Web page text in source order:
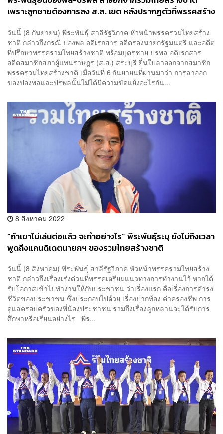
เพราะลูกชายต้องการลง ส.ส. เขต หลังปรากฏตัวที่พรรคสร้าง
วันนี้ (8 กันยายน) พีระพันธุ์ สาลีรัฐวิภาค หัวหน้าพรรครวมไทยสร้าง
ชาติ กล่าวถึงกรณี ปองพล อดิเรกสาร อดีตรองนายกรัฐมนตรี และอดีต
ที่ปรึกษาพรรครวมไทยสร้างชาติ พร้อมบุตรชาย ปรพล อดิเรกสาร
อดีตสมาชิกสภาผู้แทนราษฎร (ส.ส.) สระบุรี ยื่นใบลาออกจากสมาชิก
พรรครวมไทยสร้างชาติ เมื่อวันที่ 6 กันยายนที่ผ่านมาว่า การลาออก
ของปองพลและปรพลนั้นไม่ได้มีความขัดแย้งอะไรกัน...
8 สิงหาคม 2022
“ถ้าเขาไม่เล่นต่อแล้ว จะทำอย่างไร” พีระพันธุ์ระบุ ยังไม่ถึงเวลา
พูดถึงแคนดิเดตนายกฯ ของรวมไทยสร้างชาติ
วันนี้ (8 สิงหาคม) พีระพันธุ์ สาลีรัฐวิภาค หัวหน้าพรรครวมไทยสร้าง
ชาติ กล่าวถึงเรื่องเร่งด่วนที่พรรคเตรียมแนวทางการทำงานไว้ หากได้
รับโอกาสเข้าไปทำงานให้กับประชาชน ว่าเรื่องแรก คือเรื่องการดำรง
ชีวิตของประชาชน ซึ่งประกอบไปด้วย เรื่องปากท้อง ค่าครองชีพ การ
ดูแลครอบครัวของพี่น้องประชาชน รวมถึงเรื่องลูกหลานจะได้รับการ
ศึกษาหรือเรียนอย่างไร พีร...